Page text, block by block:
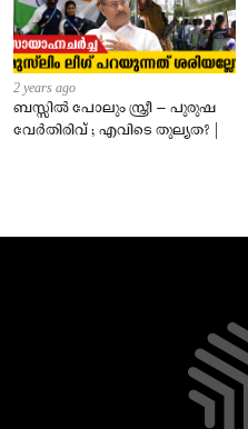
2 years ago
ബസ്സിൽ പോലും സ്ത്രീ – പുരുഷ
വേർതിരിവ് ; എവിടെ തുല്യത? |